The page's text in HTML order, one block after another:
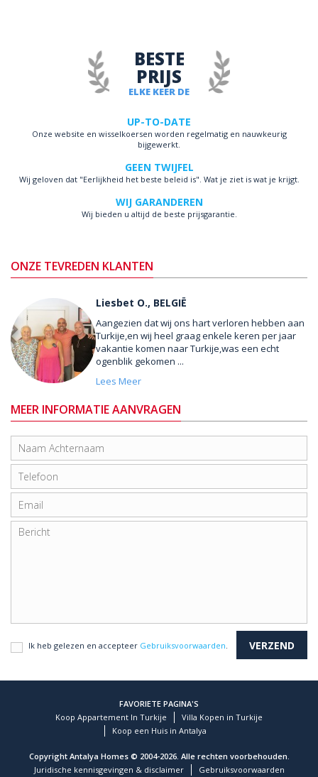
ELKE KEER DE
BESTE
PRIJS
UP-TO-DATE
Onze website en wisselkoersen worden regelmatig en nauwkeurig
bijgewerkt.
GEEN TWIJFEL
Wij geloven dat "Eerlijkheid het beste beleid is". Wat je ziet is wat je krijgt.
WIJ GARANDEREN
Wij bieden u altijd de beste prijsgarantie.
ONZE TEVREDEN KLANTEN
Liesbet O., BELGIË
Aangezien dat wij ons hart verloren hebben aan
Turkije,en wij heel graag enkele keren per jaar
vakantie komen naar Turkije,was een echt
ogenblik gekomen ...
Lees Meer
MEER INFORMATIE AANVRAGEN
Ik heb gelezen en accepteer Gebruiksvoorwaarden
FAVORIETE PAGINA'S
Koop Appartement In Turkije
Villa Kopen in Turkije
Koop een Huis in Antalya
Copyright Antalya Homes © 2004-2026. Alle rechten voorbehouden.
Juridische kennisgevingen & disclaimer
Gebruiksvoorwaarden